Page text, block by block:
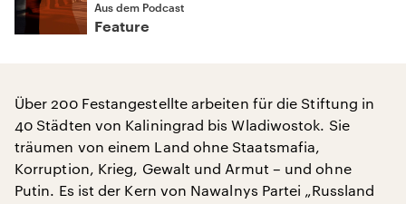
Aus dem Podcast
Feature
Über 200 Festangestellte arbeiten für die Stiftung in
40 Städten von Kaliningrad bis Wladiwostok. Sie
träumen von einem Land ohne Staatsmafia,
Korruption, Krieg, Gewalt und Armut – und ohne
Putin. Es ist der Kern von Nawalnys Partei „Russland